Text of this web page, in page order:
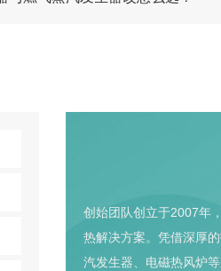
创始团队创立于2007年
热解决方案。凭借深厚
汽发生器、电磁热风炉等